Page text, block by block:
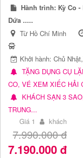
Hành trình: Kỳ Co
Dứa .....
Từ Hồ Chí Minh
Khởi hành: Chủ
TẶNG DỤNG CỤ
CO, VÉ XEM XIẾC HẢI
KHÁCH SẠN 3
TRUNG...
Giá 1
khách
7.990.000đ
7.190.000đ